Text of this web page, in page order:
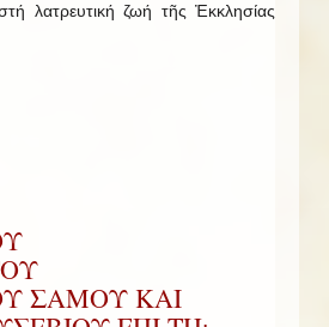
λατρευτική ζωή τῆς Ἐκκλησίας
ΣΑΜΟΥ ΚΑΙ